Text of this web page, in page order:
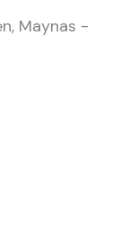
Maynas -